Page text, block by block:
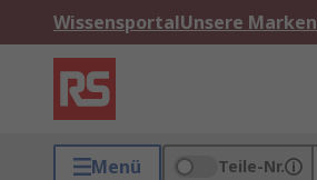
WissensportalUnsere Marken
Menü Teile-Nr.